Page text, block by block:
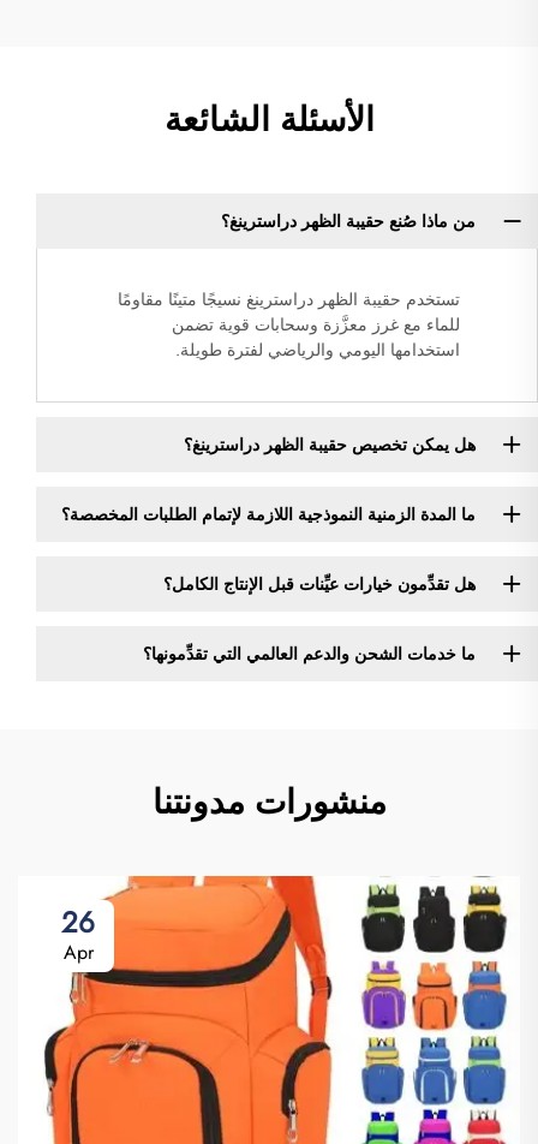
الأسئلة الشائعة
من ماذا صُنع حقيبة الظهر دراسترينغ؟
تستخدم حقيبة الظهر دراسترينغ نسيجًا متينًا مقاومًا
للماء مع غرز معزَّزة وسحابات قوية تضمن
استخدامها اليومي والرياضي لفترة طويلة.
هل يمكن تخصيص حقيبة الظهر دراسترينغ؟
ما المدة الزمنية النموذجية اللازمة لإتمام الطلبات المخصصة؟
هل تقدِّمون خيارات عيِّنات قبل الإنتاج الكامل؟
ما خدمات الشحن والدعم العالمي التي تقدِّمونها؟
منشورات مدونتنا
26
Apr